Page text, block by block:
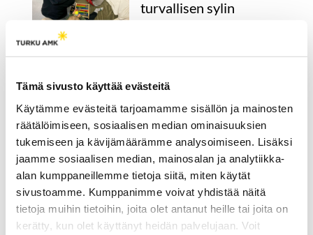
Tämä sivusto käyttää evästeitä
Käytämme evästeitä tarjoamamme sisällön ja mainosten
räätälöimiseen, sosiaalisen median ominaisuuksien
tukemiseen ja kävijämäärämme analysoimiseen. Lisäksi
jaamme sosiaalisen median, mainosalan ja analytiikka-
alan kumppaneillemme tietoja siitä, miten käytät
sivustoamme. Kumppanimme voivat yhdistää näitä
tietoja muihin tietoihin, joita olet antanut heille tai joita on
kerätty, kun olet käyttänyt heidän palvelujaan. Voit
turvallisen sylin
Yli 30 vuotta lastenhoidon
parissa työskennellyt Jaana
Aihela-Soini on urallaan
nähnyt vanhemmuuden
painopisteiden muutokset.
Yhteiskunnalta ja lasten
kasvatukselta hän toivoisi
lisää sellaista
yhteisöllisyyttä, jota hän
kollegansa Emmi Valtasen